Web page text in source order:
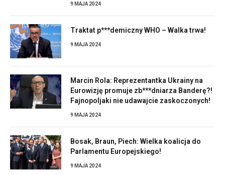
9 MAJA 2024
Traktat p***demiczny WHO – Walka trwa!
9 MAJA 2024
Marcin Rola: Reprezentantka Ukrainy na
Eurowizję promuje zb***dniarza Banderę?!
Fajnopoljaki nie udawajcie zaskoczonych!
9 MAJA 2024
Bosak, Braun, Piech: Wielka koalicja do
Parlamentu Europejskiego!
9 MAJA 2024